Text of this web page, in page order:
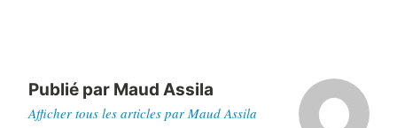
Publié par Maud Assila
Afficher tous les articles par Maud Assila